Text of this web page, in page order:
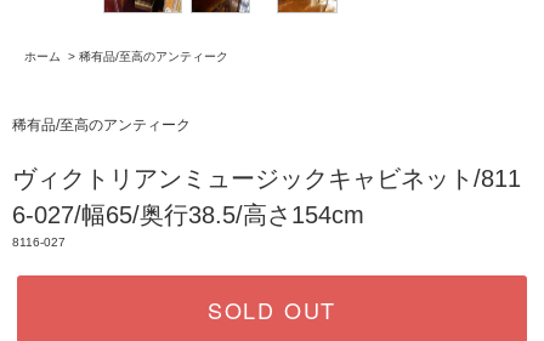
ホーム > 稀有品/至高のアンティーク
稀有品/至高のアンティーク
ヴィクトリアンミュージックキャビネット/811
6-027/幅65/奥行38.5/高さ154cm
8116-027
SOLD OUT